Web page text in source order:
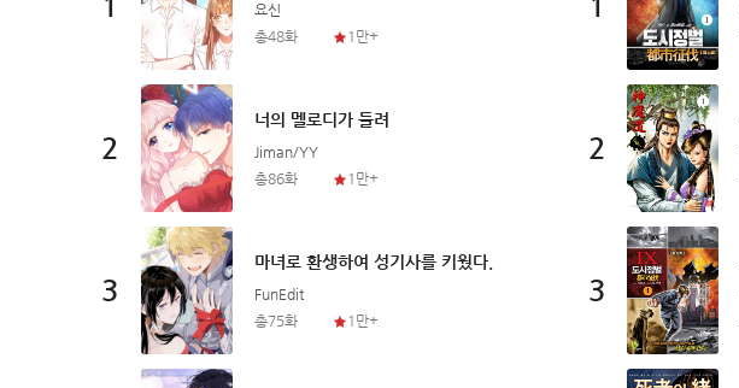
요신
총48화
1만+
2
너의 멜로디가 들려
Jiman/YY
총86화
1만+
3
마녀로 환생하여 성기사를 키웠다.
FunEdit
총75화
1만+
2
3